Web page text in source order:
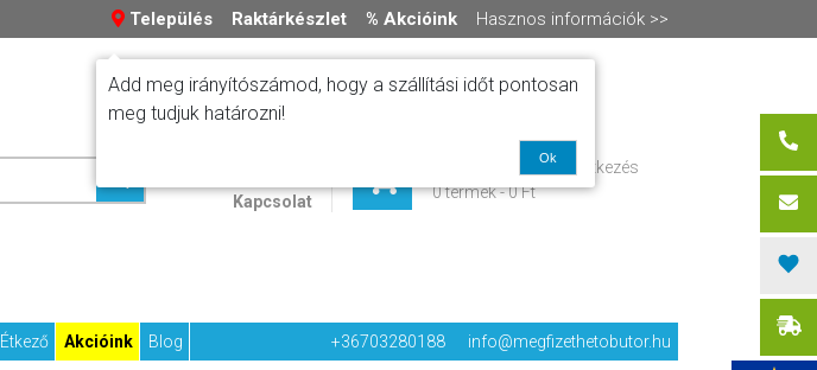
Település Raktárkészlet % Akcióink Hasznos információk >>
Kapcsolat
Regisztráció / bejelentkezés
0 termék-0 Ft
Étkező Akcióink Blog +36703280188 info@megfizethetobutor.hu
Add meg irányítószámod, hogy a szállítási időt pontosan
meg tudjuk határozni!
Ok